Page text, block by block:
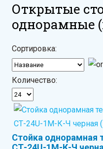
Открытые
однорамные
Сортировка:
Количество:
Стойка однорамная